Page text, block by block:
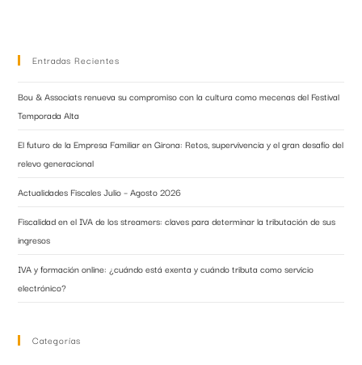
Entradas Recientes
Bou & Associats renueva su compromiso con la cultura como mecenas del Festival
Temporada Alta
El futuro de la Empresa Familiar en Girona: Retos, supervivencia y el gran desafío del
relevo generacional
Actualidades Fiscales Julio – Agosto 2026
Fiscalidad en el IVA de los streamers: claves para determinar la tributación de sus
ingresos
IVA y formación online: ¿cuándo está exenta y cuándo tributa como servicio
electrónico?
Categorías